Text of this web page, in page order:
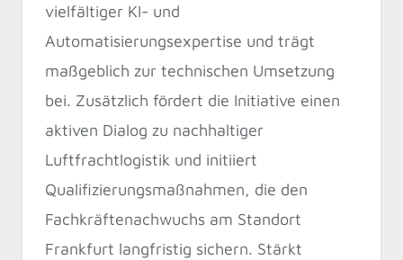
vielfältiger KI- und
Automatisierungsexpertise und trägt
maßgeblich zur technischen Umsetzung
bei. Zusätzlich fördert die Initiative einen
aktiven Dialog zu nachhaltiger
Luftfrachtlogistik und initiiert
Qualifizierungsmaßnahmen, die den
Fachkräftenachwuchs am Standort
Frankfurt langfristig sichern. Stärkt